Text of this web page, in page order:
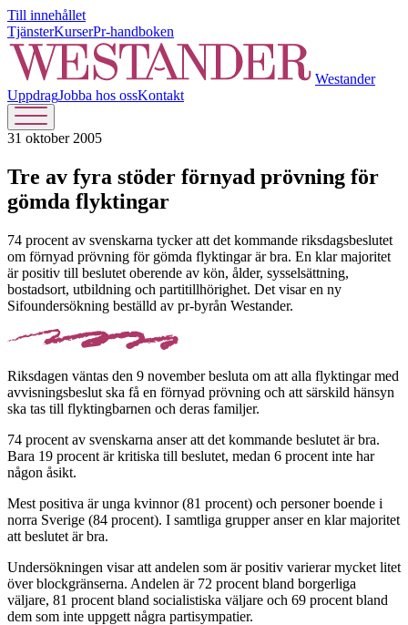
Till innehållet
TjänsterKurserPr-handboken
Westander
UppdragJobba hos ossKontakt
31 oktober 2005
Tre av fyra stöder förnyad prövning för
gömda flyktingar
74 procent av svenskarna tycker att det kommande riksdagsbeslutet
om förnyad prövning för gömda flyktingar är bra. En klar majoritet
är positiv till beslutet oberende av kön, ålder, sysselsättning,
bostadsort, utbildning och partitillhörighet. Det visar en ny
Sifoundersökning beställd av pr-byrån Westander.
Riksdagen väntas den 9 november besluta om att alla flyktingar med
avvisningsbeslut ska få en förnyad prövning och att särskild hänsyn
ska tas till flyktingbarnen och deras familjer.
74 procent av svenskarna anser att det kommande beslutet är bra.
Bara 19 procent är kritiska till beslutet, medan 6 procent inte har
någon åsikt.
Mest positiva är unga kvinnor (81 procent) och personer boende i
norra Sverige (84 procent). I samtliga grupper anser en klar majoritet
att beslutet är bra.
Undersökningen visar att andelen som är positiv varierar mycket litet
över blockgränserna. Andelen är 72 procent bland borgerliga
väljare, 81 procent bland socialistiska väljare och 69 procent bland
dem som inte uppgett några partisympatier.